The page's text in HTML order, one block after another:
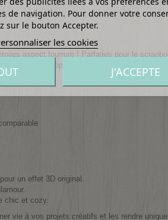
aspect fourrure ! Parfaites pour le
envies. Apportez du relief et une texture
un effet 3D original.
chic et cozy.
vie à vos projets créatifs et les rendre
de navigation. Pour donner votre
sur le bouton Accepter.
les cookies
J'ACCEPTE